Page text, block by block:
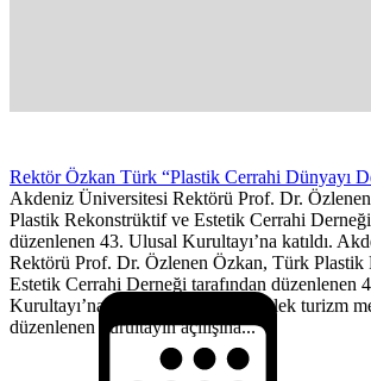
Rektör Özkan Türk “Plastik Cerrahi Dünyayı
Akdeniz Üniversitesi Rektörü Prof. Dr.
Plastik Rekonstrüktif ve Estetik Cerrahi Derneği
düzenlenen 43. Ulusal Kurultayı’na katıldı.
Rektörü Prof. Dr. Özlenen Özkan, Türk Plastik
Estetik Cerrahi Derneği tarafından düzenlenen
Kurultayı’na katıldı. Serik ilçesi Belek turizm
düzenlenen kurultayın açılışına...